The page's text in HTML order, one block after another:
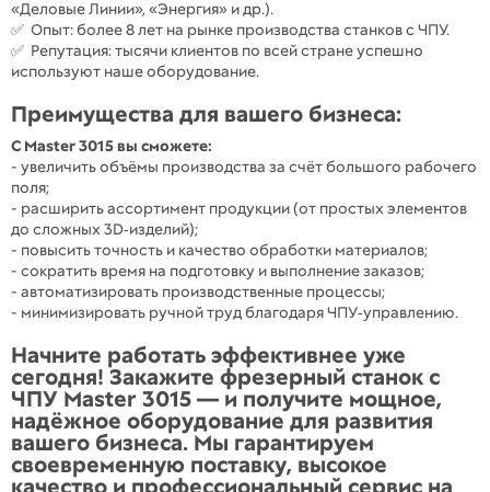
«Деловые Линии», «Энергия» и др.).
✅ Опыт: более 8 лет на рынке производства станков с ЧПУ.
✅ Репутация: тысячи клиентов по всей стране успешно
используют наше оборудование.
Преимущества для вашего бизнеса:
С Master 3015 вы сможете:
- увеличить объёмы производства за счёт большого рабочего
поля;
- расширить ассортимент продукции (от простых элементов
до сложных 3D‑изделий);
- повысить точность и качество обработки материалов;
- сократить время на подготовку и выполнение заказов;
- автоматизировать производственные процессы;
- минимизировать ручной труд благодаря ЧПУ‑управлению.
Начните работать эффективнее уже
сегодня! Закажите фрезерный станок с
ЧПУ Master 3015 — и получите мощное,
надёжное оборудование для развития
вашего бизнеса. Мы гарантируем
своевременную поставку, высокое